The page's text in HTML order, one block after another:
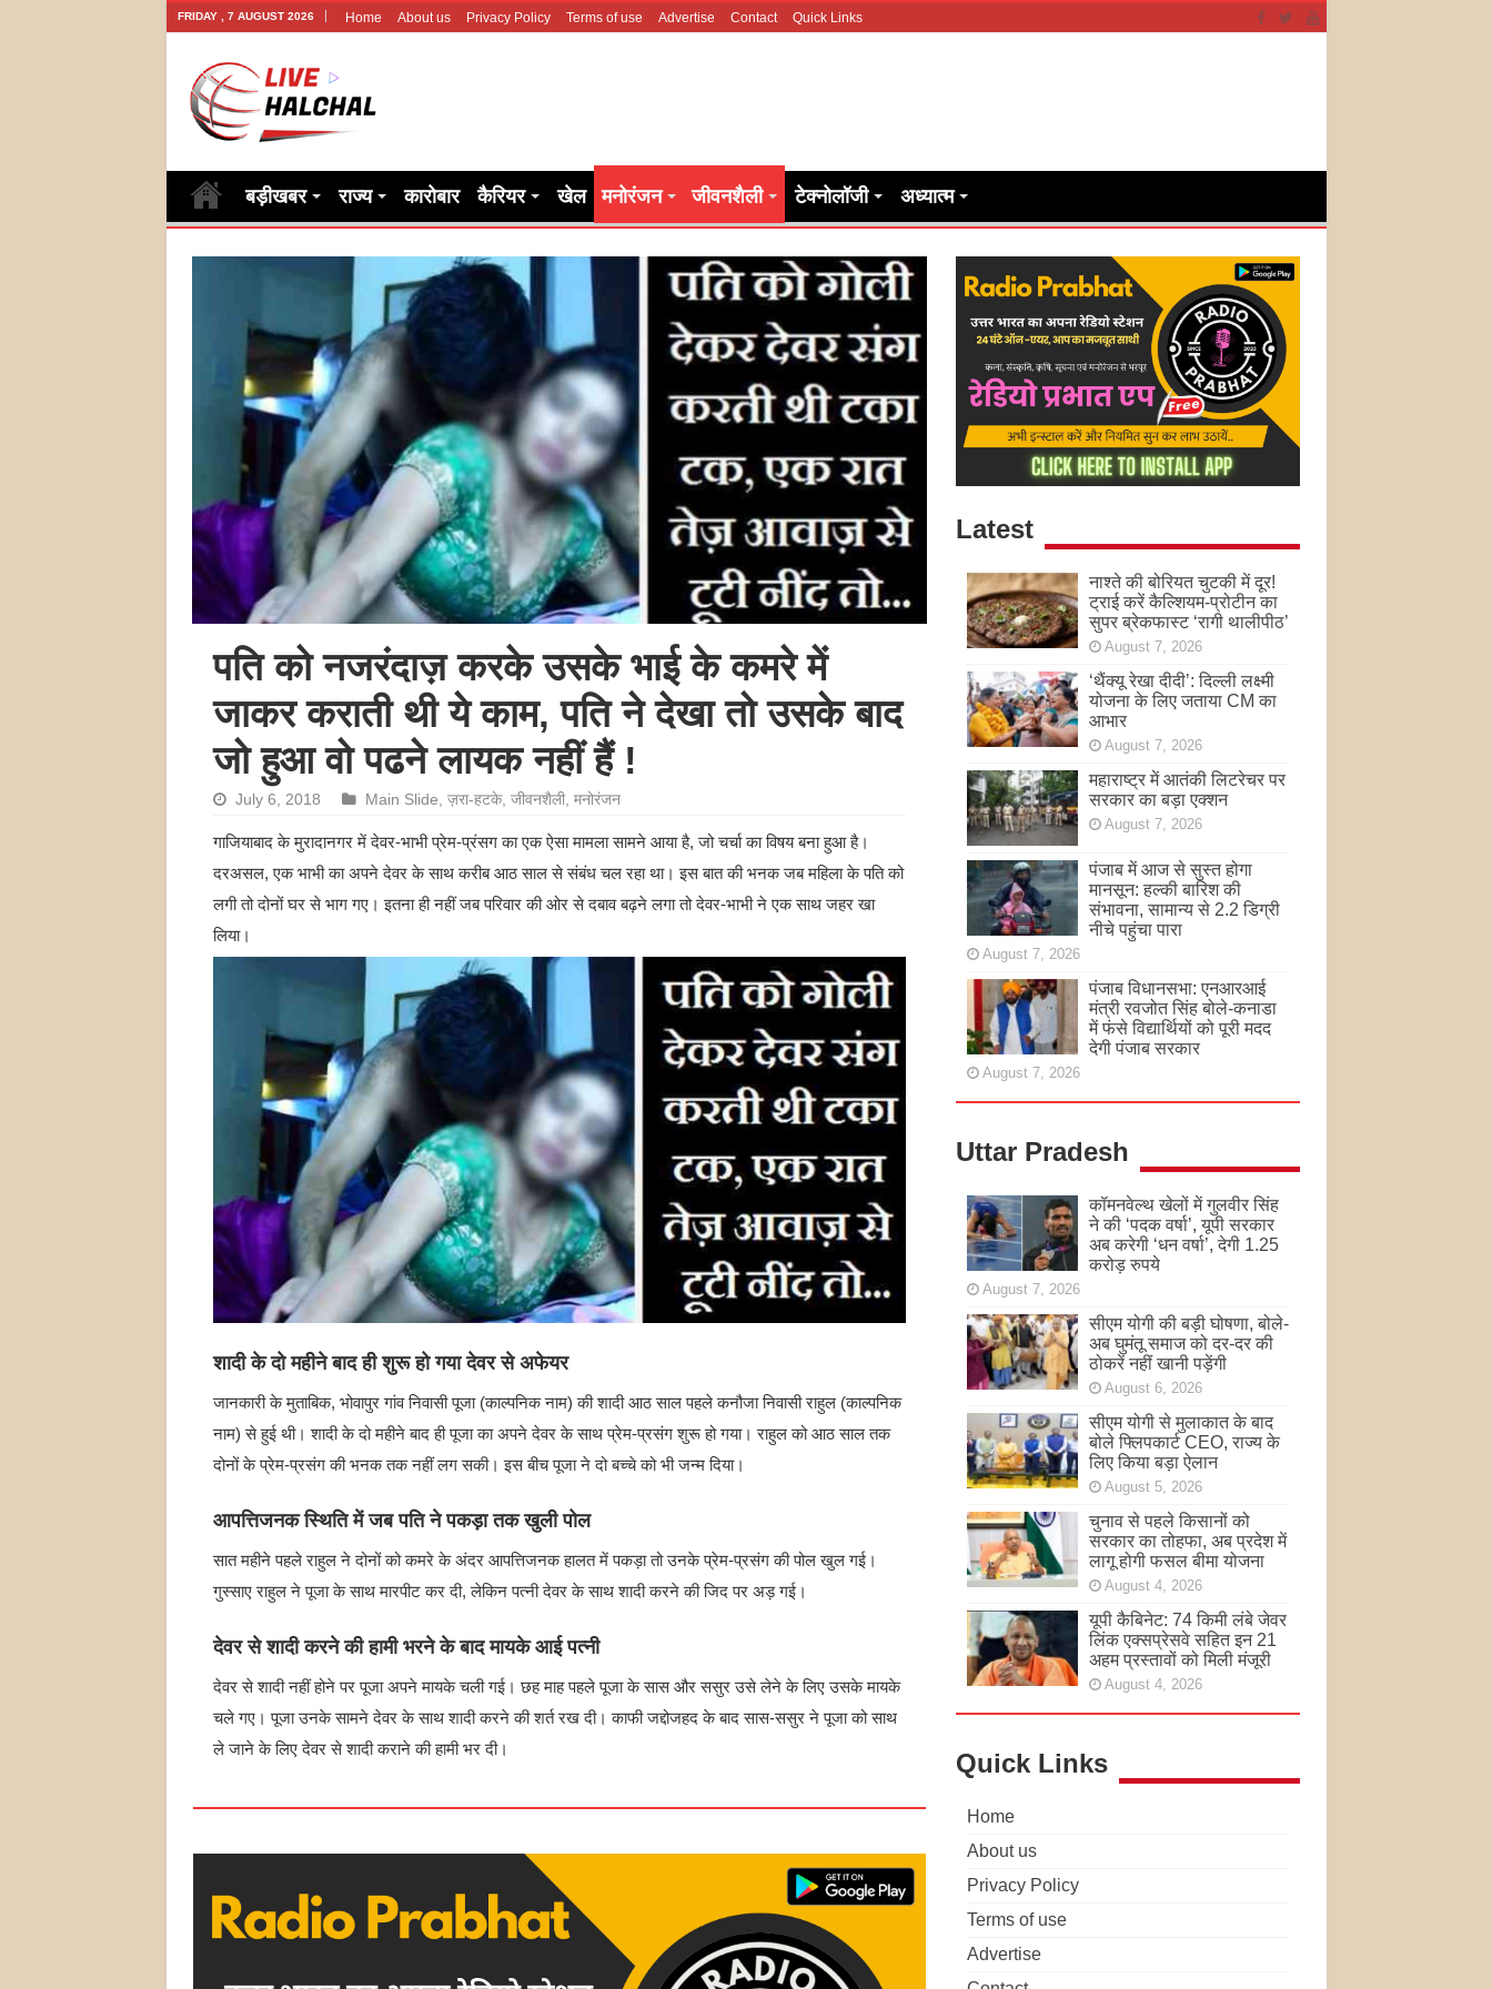
FRIDAY , 7 AUGUST 2026 Home About us Privacy Policy Terms of use Advertise Contact Quick Links
बड़ीखबर राज्य कारोबार कैरियर खेल मनोरंजन जीवनशैली टेक्नोलॉजी अध्यात्म
पति को नजरंदाज़ करके उसके भाई के कमरे में
जाकर कराती थी ये काम, पति ने देखा तो उसके बाद
जो हुआ वो पढने लायक नहीं हैं !
July 6, 2018 Main Slide, ज़रा-हटके, जीवनशैली, मनोरंजन
गाजियाबाद के मुरादानगर में देवर-भाभी प्रेम-प्रंसग का एक ऐसा मामला सामने आया है, जो चर्चा का विषय बना हुआ है।
दरअसल, एक भाभी का अपने देवर के साथ करीब आठ साल से संबंध चल रहा था। इस बात की भनक जब महिला के पति को
लगी तो दोनों घर से भाग गए। इतना ही नहीं जब परिवार की ओर से दबाव बढ़ने लगा तो देवर-भाभी ने एक साथ जहर खा
लिया।
शादी के दो महीने बाद ही शुरू हो गया देवर से अफेयर
जानकारी के मुताबिक, भोवापुर गांव निवासी पूजा (काल्पनिक नाम) की शादी आठ साल पहले कनौजा निवासी राहुल (काल्पनिक
नाम) से हुई थी। शादी के दो महीने बाद ही पूजा का अपने देवर के साथ प्रेम-प्रसंग शुरू हो गया। राहुल को आठ साल तक
दोनों के प्रेम-प्रसंग की भनक तक नहीं लग सकी। इस बीच पूजा ने दो बच्चे को भी जन्म दिया।
आपत्तिजनक स्थिति में जब पति ने पकड़ा तक खुली पोल
सात महीने पहले राहुल ने दोनों को कमरे के अंदर आपत्तिजनक हालत में पकड़ा तो उनके प्रेम-प्रसंग की पोल खुल गई।
गुस्साए राहुल ने पूजा के साथ मारपीट कर दी, लेकिन पत्नी देवर के साथ शादी करने की जिद पर अड़ गई।
देवर से शादी करने की हामी भरने के बाद मायके आई पत्नी
देवर से शादी नहीं होने पर पूजा अपने मायके चली गई। छह माह पहले पूजा के सास और ससुर उसे लेने के लिए उसके मायके
चले गए। पूजा उनके सामने देवर के साथ शादी करने की शर्त रख दी। काफी जद्दोजहद के बाद सास-ससुर ने पूजा को साथ
ले जाने के लिए देवर से शादी कराने की हामी भर दी।
Latest
नाश्ते की बोरियत चुटकी में दूर!
ट्राई करें कैल्शियम-प्रोटीन का
सुपर ब्रेकफास्ट ‘रागी थालीपीठ’
August 7, 2026
‘थैंक्यू रेखा दीदी’: दिल्ली लक्ष्मी
योजना के लिए जताया CM का
आभार
August 7, 2026
महाराष्ट्र में आतंकी लिटरेचर पर
सरकार का बड़ा एक्शन
August 7, 2026
पंजाब में आज से सुस्त होगा
मानसून: हल्की बारिश की
संभावना, सामान्य से 2.2 डिग्री
नीचे पहुंचा पारा
August 7, 2026
पंजाब विधानसभा: एनआरआई
मंत्री रवजोत सिंह बोले-कनाडा
में फंसे विद्यार्थियों को पूरी मदद
देगी पंजाब सरकार
August 7, 2026
Uttar Pradesh
कॉमनवेल्थ खेलों में गुलवीर सिंह
ने की ‘पदक वर्षा’, यूपी सरकार
अब करेगी ‘धन वर्षा’, देगी 1.25
करोड़ रुपये
August 7, 2026
सीएम योगी की बड़ी घोषणा, बोले-
अब घुमंतू समाज को दर-दर की
ठोकरें नहीं खानी पड़ेंगी
August 6, 2026
सीएम योगी से मुलाकात के बाद
बोले फ्लिपकार्ट CEO, राज्य के
लिए किया बड़ा ऐलान
August 5, 2026
चुनाव से पहले किसानों को
सरकार का तोहफा, अब प्रदेश में
लागू होगी फसल बीमा योजना
August 4, 2026
यूपी कैबिनेट: 74 किमी लंबे जेवर
लिंक एक्सप्रेसवे सहित इन 21
अहम प्रस्तावों को मिली मंजूरी
August 4, 2026
Quick Links
Home
About us
Privacy Policy
Terms of use
Advertise